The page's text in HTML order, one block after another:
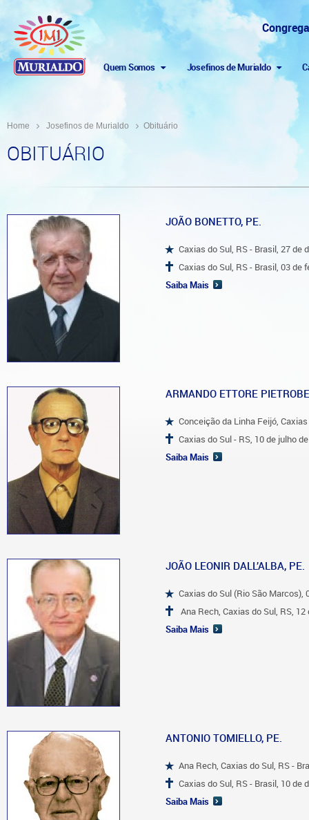
Quem Somos Josefinos de Murialdo
Home Josefinos de Murialdo Obituário
OBITUÁRIO
JOÃO BONETTO, PE.
Caxias do Sul, RS - Brasil, 27 de
Caxias do Sul, RS - Brasil, 03 de
Saiba Mais
ARMANDO ETTORE
Conceição da Linha Feijó,
Caxias do Sul - RS, 10 de julho
Saiba Mais
JOÃO LEONIR DALL’ALBA, PE.
Caxias do Sul (Rio São Marcos),
Ana Rech, Caxias do Sul, RS,
Saiba Mais
ANTONIO TOMIELLO, PE.
Ana Rech, Caxias do Sul, RS -
Caxias do Sul, RS - Brasil, 10 de
Saiba Mais